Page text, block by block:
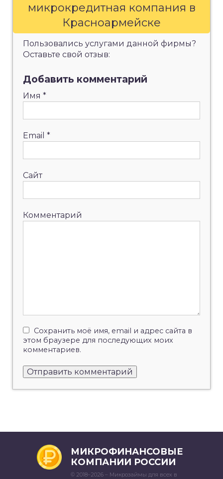
микрокредитная компания в
Красноармейске
Пользовались услугами данной фирмы?
Оставьте свой отзыв:
Добавить комментарий
Имя *
Email *
Сайт
Комментарий
Сохранить моё имя, email и адрес сайта в
этом браузере для последующих моих
комментариев.
МИКРОФИНАНСОВЫЕ
КОМПАНИИ РОССИИ
© 2018–2026 – Микрозаймы для всех в